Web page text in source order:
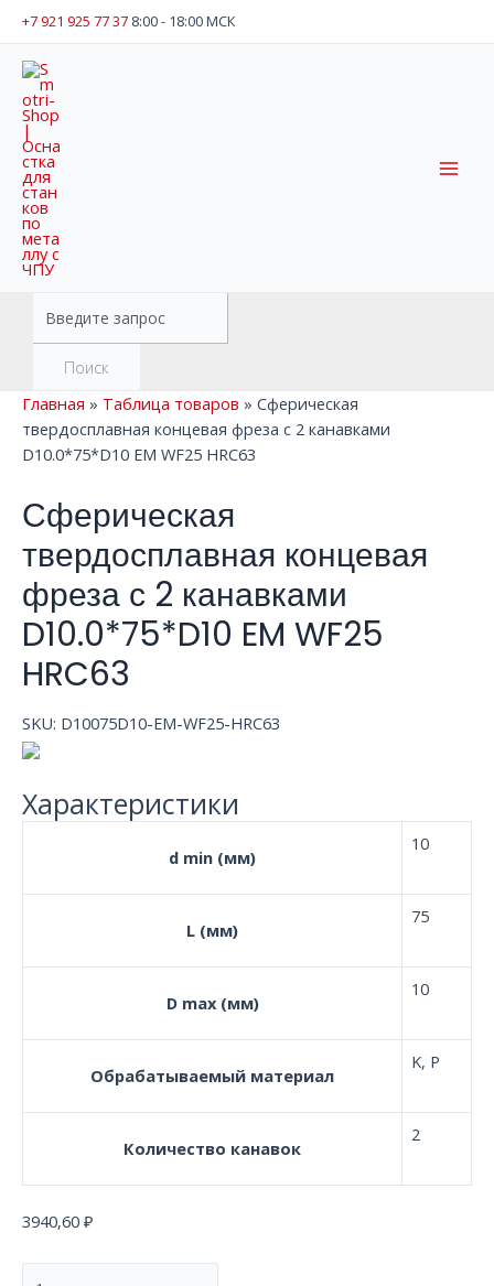
Перейти
содержимому
+7 921 925 77 37 8:00 - 18:00 МСК
товаров
Поиск
Главная » Таблица товаров » Сферическая
твердосплавная концевая фреза с 2 канавками
D10.0*75*D10 EM WF25 HRC63
Сферическая
твердосплавная концевая
фреза с 2 канавками
D10.0*75*D10 EM WF25
HRC63
SKU: D10075D10-EM-WF25-HRC63
Характеристики
d min (мм)
10
L (мм)
75
D max (мм)
10
Обрабатываемый материал
K, P
Количество канавок
2
3940,60 ₽